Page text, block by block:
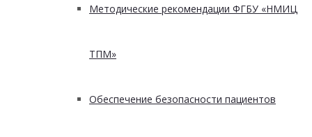
Методические рекомендации ФГБУ «НМИЦ
ТПМ»
Обеспечение безопасности пациентов